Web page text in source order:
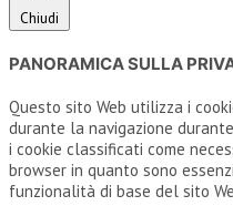
Chiudi
PANORAMICA SULLA
Questo sito Web utilizza i
durante la navigazione
i cookie classificati come
browser in quanto sono
funzionalità di base del sito